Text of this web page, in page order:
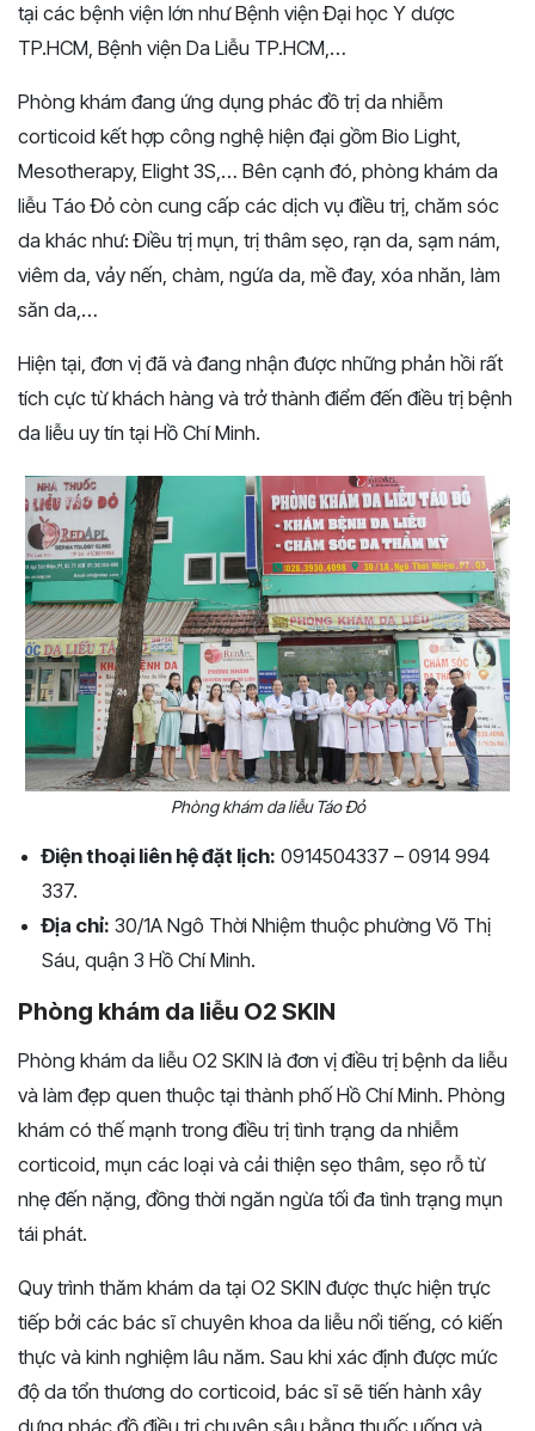
tại các bệnh viện lớn như Bệnh viện Đại học Y dược
TP.HCM, Bệnh viện Da Liễu TP.HCM,…
Phòng khám đang ứng dụng phác đồ trị da nhiễm
corticoid kết hợp công nghệ hiện đại gồm Bio Light,
Mesotherapy, Elight 3S,… Bên cạnh đó, phòng khám da
liễu Táo Đỏ còn cung cấp các dịch vụ điều trị, chăm sóc
da khác như: Điều trị mụn, trị thâm sẹo, rạn da, sạm nám,
viêm da, vảy nến, chàm, ngứa da, mề đay, xóa nhăn, làm
săn da,…
Hiện tại, đơn vị đã và đang nhận được những phản hồi rất
tích cực từ khách hàng và trở thành điểm đến điều trị bệnh
da liễu uy tín tại Hồ Chí Minh.
Phòng khám da liễu Táo Đỏ
Điện thoại liên hệ đặt lịch: 0914504337 – 0914 994
337.
Địa chỉ: 30/1A Ngô Thời Nhiệm thuộc phường Võ Thị
Sáu, quận 3 Hồ Chí Minh.
Phòng khám da liễu O2 SKIN
Phòng khám da liễu O2 SKIN là đơn vị điều trị bệnh da liễu
và làm đẹp quen thuộc tại thành phố Hồ Chí Minh. Phòng
khám có thế mạnh trong điều trị tình trạng da nhiễm
corticoid, mụn các loại và cải thiện sẹo thâm, sẹo rỗ từ
nhẹ đến nặng, đồng thời ngăn ngừa tối đa tình trạng mụn
tái phát.
Quy trình thăm khám da tại O2 SKIN được thực hiện trực
tiếp bởi các bác sĩ chuyên khoa da liễu nổi tiếng, có kiến
thực và kinh nghiệm lâu năm. Sau khi xác định được mức
độ da tổn thương do corticoid, bác sĩ sẽ tiến hành xây